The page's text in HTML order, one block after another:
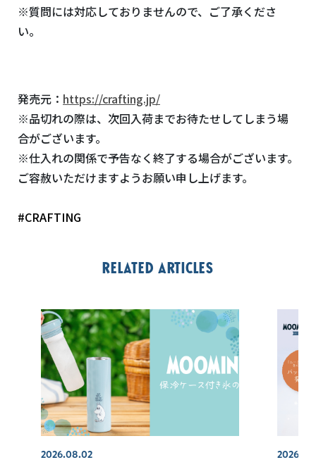
※質問には対応しておりませんので、ご了承くださ
い。
発売元： https://crafting.jp/
※品切れの際は、次回入荷までお待たせしてしまう場
合がございます。
※仕入れの関係で予告なく終了する場合がございます。
ご容赦いただけますようお願い申し上げます。
#CRAFTING
Related articles
2026.08.02